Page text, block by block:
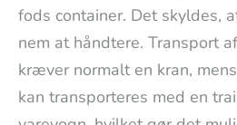
fods container. Det skyldes,
nem at håndtere. Transport
kræver normalt en kran,
kan transporteres med en